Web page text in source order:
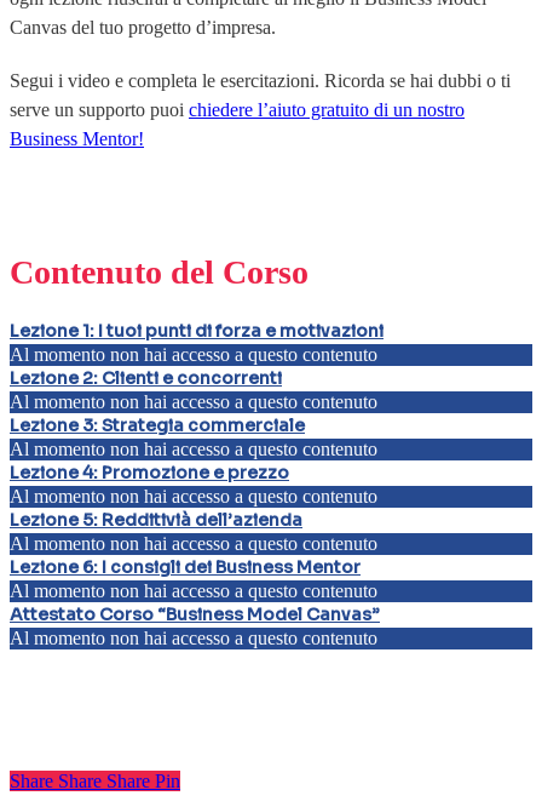
Canvas del tuo progetto d’impresa.
Segui i video e completa le esercitazioni. Ricorda se hai dubbi o ti
serve un supporto puoi chiedere l’aiuto gratuito di un nostro
Business Mentor!
Contenuto del Corso
Lezione 1: I tuoi punti di forza e motivazioni
Al momento non hai accesso a questo contenuto
Lezione 2: Clienti e concorrenti
Al momento non hai accesso a questo contenuto
Lezione 3: Strategia commerciale
Al momento non hai accesso a questo contenuto
Lezione 4: Promozione e prezzo
Al momento non hai accesso a questo contenuto
Lezione 5: Redditivià dell’azienda
Al momento non hai accesso a questo contenuto
Lezione 6: I consigli dei Business Mentor
Al momento non hai accesso a questo contenuto
Attestato Corso “Business Model Canvas”
Al momento non hai accesso a questo contenuto
Share Share Share Pin